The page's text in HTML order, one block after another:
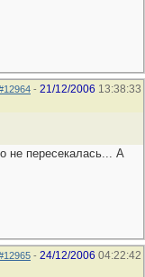
- 21/12/2006 13:38:33
не пересекалась... А
- 24/12/2006 04:22:42